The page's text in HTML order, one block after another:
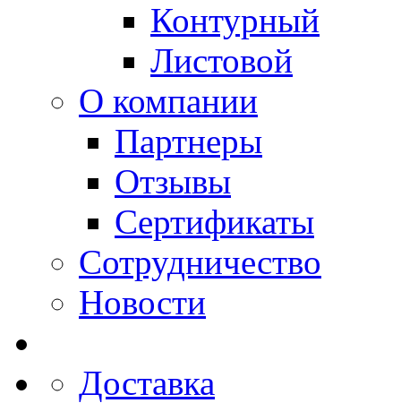
Контурный
Листовой
О компании
Партнеры
Отзывы
Сертификаты
Сотрудничество
Новости
Доставка